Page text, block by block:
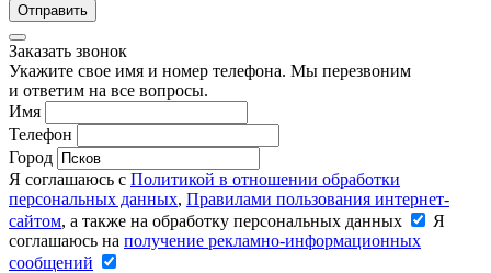
Отправить
Заказать звонок
Укажите свое имя и номер телефона. Мы перезвоним
и ответим на все вопросы.
Имя
Телефон
Город
Я соглашаюсь с Политикой в отношении обработки
персональных данных, Правилами пользования интернет-
сайтом, а также на обработку персональных данных
Я
соглашаюсь на получение рекламно-информационных
сообщений